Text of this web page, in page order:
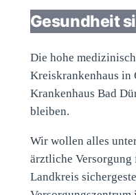
Gesundheit
Die hohe
Kreiskrankenhaus in
Krankenhaus Bad
bleiben.
Wir wollen alles
ärztliche Versorgung
Landkreis